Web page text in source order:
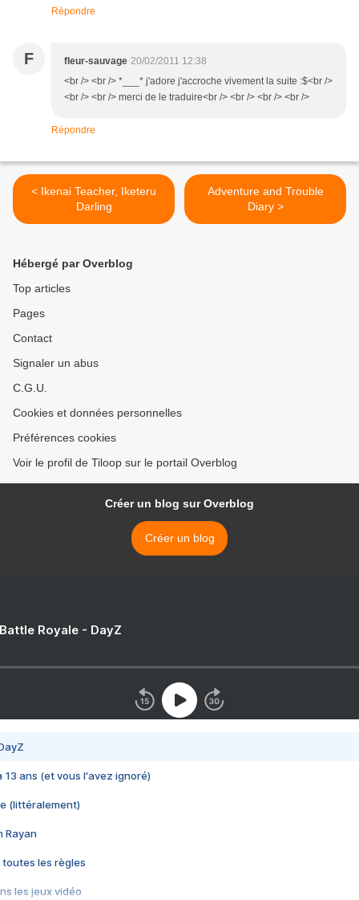
Répondre
F fleur-sauvage 20/02/2011 12:38
<br /> <br /> *___* j'adore j'accroche vivement la suite :$<br />
<br /> <br /> merci de le traduire<br /> <br /> <br /> <br />
Répondre
< Ikenai Teacher, Iketeru
Darling
Adventure and Trouble
Diary >
Hébergé par Overblog
Top articles
Pages
Contact
Signaler un abus
C.G.U.
Cookies et données personnelles
Préférences cookies
Voir le profil de Tiloop sur le portail Overblog
Créer un blog sur Overblog
Créer un blog
Royale - DayZ
13 ans (et vous l'avez ignoré)
(littéralement)
Rayan
toutes les règles
les jeux vidéo